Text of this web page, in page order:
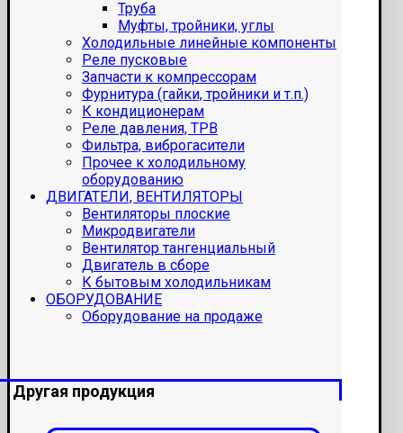
Труба
Муфты, тройники, углы
Холодильные линейные компоненты
Реле пусковые
Запчасти к компрессорам
Фурнитура (гайки, тройники и т.п.)
К кондиционерам
Реле давления, ТРВ
Фильтра, виброгасители
Прочее к холодильному
оборудованию
ДВИГАТЕЛИ, ВЕНТИЛЯТОРЫ
Вентиляторы плоские
Микродвигатели
Вентилятор тангенциальный
Двигатель в сборе
К бытовым холодильникам
ОБОРУДОВАНИЕ
Оборудование на продаже
Другая продукция